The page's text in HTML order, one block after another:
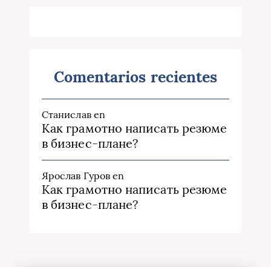
Comentarios recientes
Станиславen
Как грамотно написать резюме
в бизнес-плане?
Ярослав Гуров en
Как грамотно написать резюме
в бизнес-плане?